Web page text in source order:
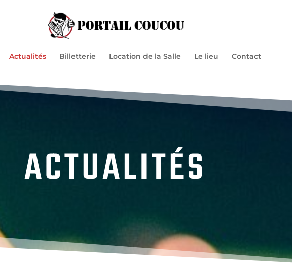
Actualités Billetterie Location de la Salle Le lieu Contact
ACTUALITÉS